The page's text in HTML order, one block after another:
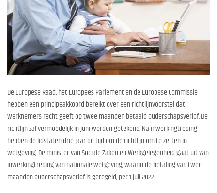
De Europese Raad, het Europees Parlement en de Europese Commissie
hebben een principeakkoord bereikt over een richtlijnvoorstel dat
werknemers recht geeft op twee maanden betaald ouderschapsverlof. De
richtlijn zal vermoedelijk in juni worden getekend. Na inwerkingtreding
hebben de lidstaten drie jaar de tijd om de richtlijn om te zetten in
wetgeving. De minister van Sociale Zaken en Werkgelegenheid gaat uit van
inwerkingtreding van nationale wetgeving, waarin de betaling van twee
maanden ouderschapsverlof is geregeld, per 1 juli 2022.